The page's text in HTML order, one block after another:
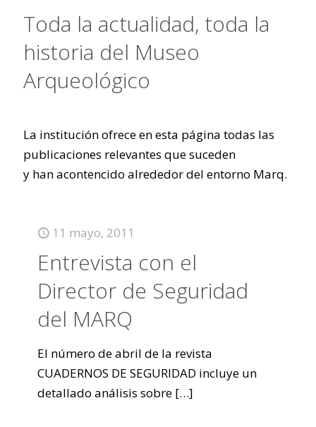
Toda la actualidad, toda la
historia del Museo
Arqueológico
La institución ofrece en esta página todas las
publicaciones relevantes que suceden
y han acontencido alrededor del entorno Marq.
11 mayo, 2011
Entrevista con el
Director de Seguridad
del MARQ
El número de abril de la revista
CUADERNOS DE SEGURIDAD incluye un
detallado análisis sobre […]